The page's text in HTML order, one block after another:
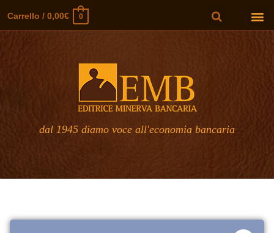
Carrello / 0,00€ 0
dal 1945 diamo voce all'economia bancaria